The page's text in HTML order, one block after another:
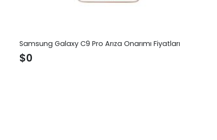
Samsung Galaxy C9 Pro Arıza Onarımı Fiyatları
$0